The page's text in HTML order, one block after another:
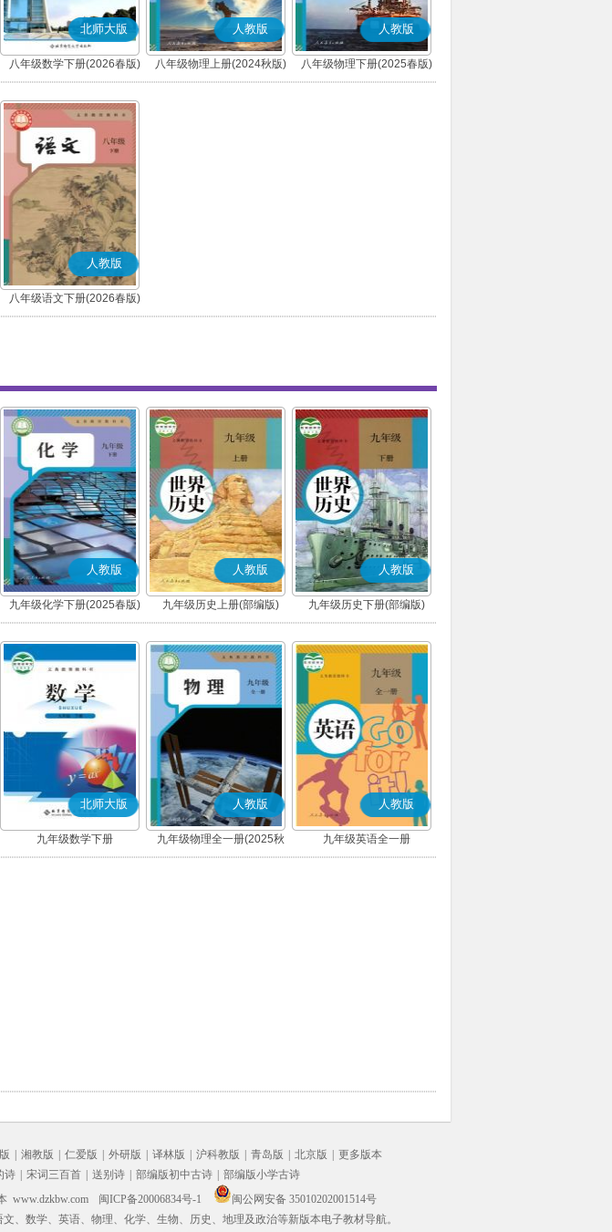
北师大版
八年级数学下册(2026春版)
人教版
八年级物理上册(2024秋版)
人教版
八年级物理下册(2025春版)
人教版
八年级语文下册(2026春版)
(部编版)
人教版
九年级化学下册(2025春版)
人教版
九年级历史上册(部编版)
人教版
九年级历史下册(部编版)
北师大版
九年级数学下册
人教版
九年级物理全一册(2025秋
版)
人教版
九年级英语全一册
湘教版 仁爱版 外研版 译林版 沪科教版 青岛版 北京版
更多版本
诗 宋词三百首 送别诗 部编版初中古诗
部编版小学古诗
www.dzkbw.com 闽ICP备20006834号-1
闽公网安备 35010202001514号
、数学、英语、物理、化学、生物、历史、地理及政治等新版本电子教材导航。